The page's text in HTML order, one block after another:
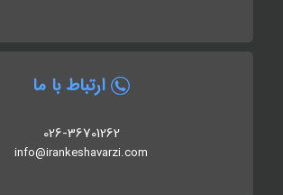
ارتباط با ما
026-36701262
info@irankeshavarzi.com